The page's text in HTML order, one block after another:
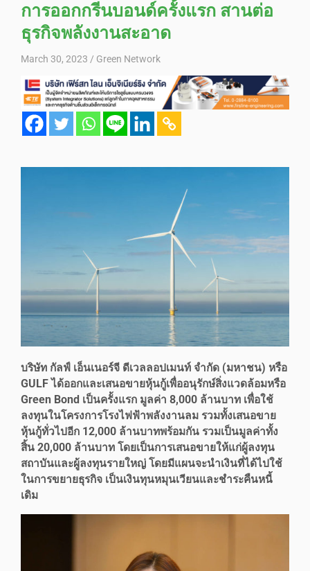
การออกกรีนบอนด์ครั้งแรก สานต่อ
ธุรกิจพลังงานสะอาด
March 30, 2023 Green Network
บริษัท กัลฟ์ เอ็นเนอร์จี ดีเวลลอปเมนท์ จำกัด (มหาชน) หรือ
GULF ได้ออกและเสนอขายหุ้นกู้เพื่ออนุรักษ์สิ่งแวดล้อมหรือ
Green Bond เป็นครั้งแรก มูลค่า 8,000 ล้านบาท เพื่อใช้
ลงทุนในโครงการโรงไฟฟ้าพลังงานลม รวมทั้งเสนอขาย
หุ้นกู้ทั่วไปอีก 12,000 ล้านบาทพร้อมกัน รวมเป็นมูลค่าทั้ง
สิ้น 20,000 ล้านบาท โดยเป็นการเสนอขายให้แก่ผู้ลงทุน
สถาบันและผู้ลงทุนรายใหญ่ โดยมีแผนจะนำเงินที่ได้ไปใช้
ในการขยายธุรกิจ เป็นเงินทุนหมุนเวียนและชำระคืนหนี้
เดิม